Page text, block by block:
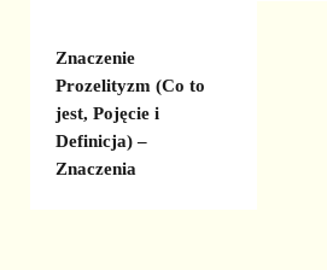
Znaczenie
Prozelityzm (Co to
jest, Pojęcie i
Definicja) –
Znaczenia